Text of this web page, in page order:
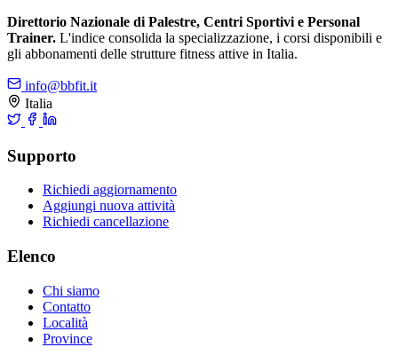
Direttorio Nazionale di Palestre, Centri Sportivi e Personal
Trainer. L'indice consolida la specializzazione, i corsi disponibili e
gli abbonamenti delle strutture fitness attive in Italia.
info@bbfit.it
Italia
Supporto
Richiedi aggiornamento
Aggiungi nuova attività
Richiedi cancellazione
Elenco
Chi siamo
Contatto
Località
Province